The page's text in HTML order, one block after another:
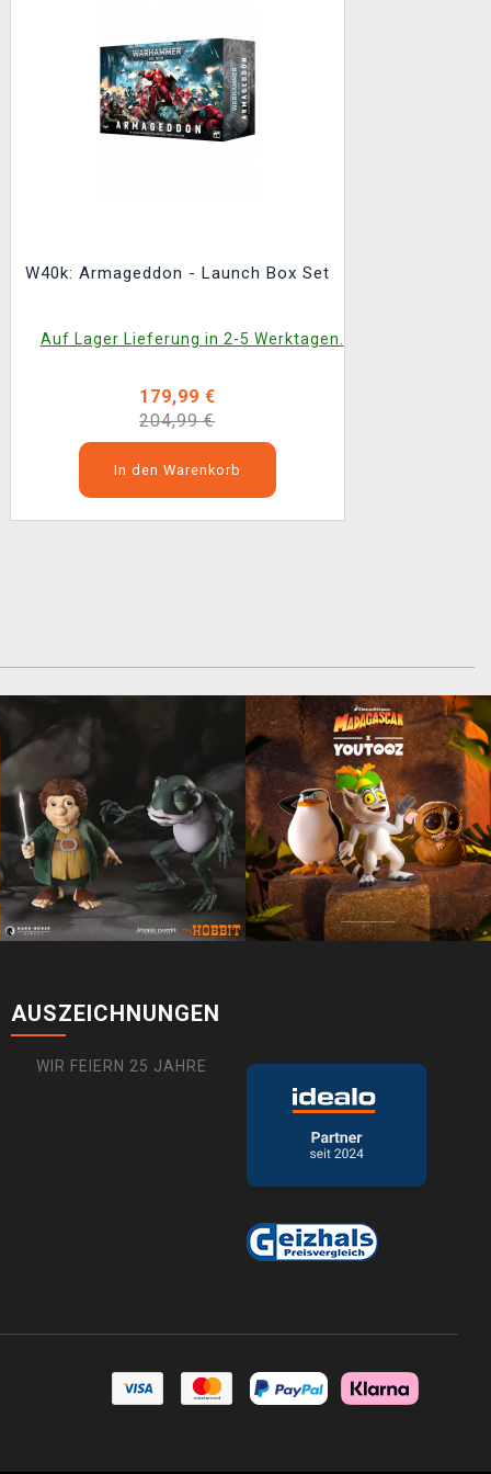
W40k: Armageddon - Launch Box Set
Auf Lager Lieferung in 2-5 Werktagen.
179,99 €
204,99 €
In den Warenkorb
AUSZEICHNUNGEN
WIR FEIERN 25 JAHRE